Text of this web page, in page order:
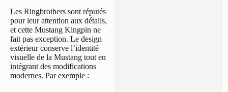
Les Ringbrothers sont réputés
pour leur attention aux détails,
et cette Mustang Kingpin ne
fait pas exception. Le design
extérieur conserve l’identité
visuelle de la Mustang tout en
intégrant des modifications
modernes. Par exemple :